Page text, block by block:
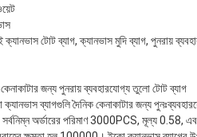
ক্যানভাস টোট ব্যাগ, ক্যানভাস মুদি ব্যাগ, পুনরায়
জন্য পুনরায় ব্যবহারযোগ্য তুলো টোট ব্যাগ
ব্যাগগুলি দৈনিক কেনাকাটার জন্য
অর্ডারের পরিমাণ 3000PCS, মূল্য 0.58,